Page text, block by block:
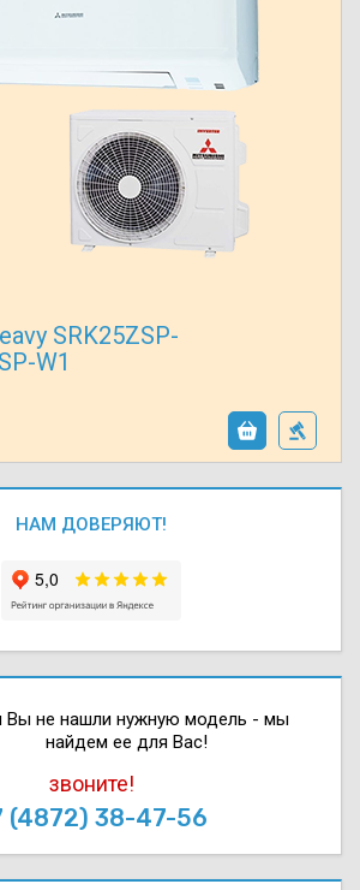
SRK25ZSP-
W1
НАМ ДОВЕРЯЮТ!
Вы не нашли нужную модель - мы
найдем ее для Вас!
звоните!
(4872) 38-47-56